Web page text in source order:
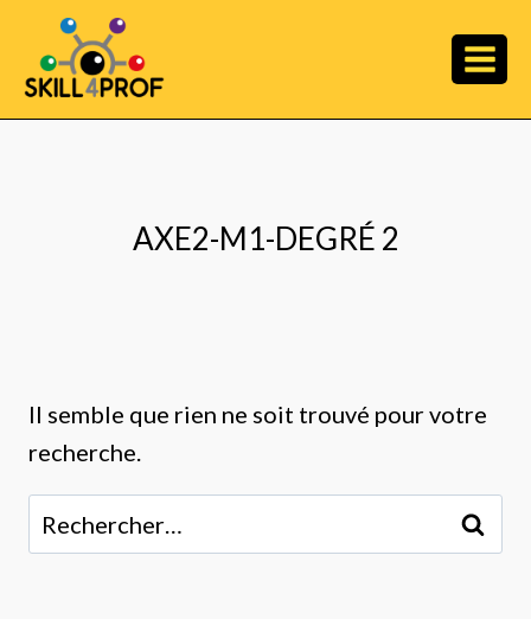
AXE2-M1-DEGRÉ 2
Il semble que rien ne soit trouvé pour votre
recherche.